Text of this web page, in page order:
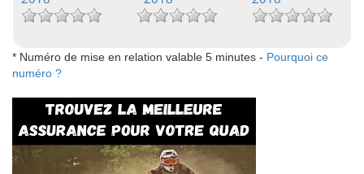
* Numéro de mise en relation valable 5 minutes - Pourquoi ce
numéro ?